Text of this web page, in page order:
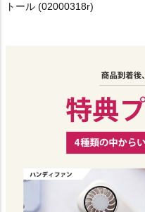
トール (02000318r)